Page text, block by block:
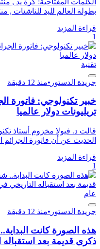
بطولة العالم لليد للناشئات ,
قراءة المزيد
1
تقنية
جريدة الدستور •منذ 12 دقيقة
تريليونات دولار عالميا
قالت د. فيولا مخزوم أستاذ
الحديث عن أن فاتورة الجرائم
قراءة المزيد
1
عام
جريدة الدستور •منذ 12 دقيقة
هذه الصورة كانت
ذكرى قديمة بعد استقباله